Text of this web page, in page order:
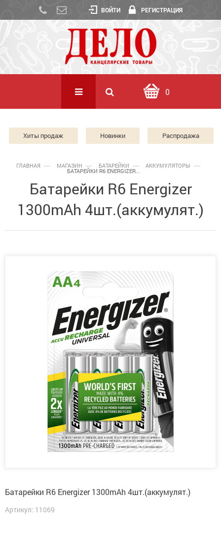
ВОЙТИ РЕГИСТРАЦИЯ
0
Хиты продаж Новинки Распродажа
ГЛАВНАЯ МАГАЗИН БАТАРЕЙКИ АККУМУЛЯТОРЫ
БАТАРЕЙКИ R6 ENERGIZER...
Батарейки R6 Energizer
1300mAh 4шт.(аккумулят.)
Батарейки R6 Energizer 1300mAh 4шт.(аккумулят.)
Артикул: 11069